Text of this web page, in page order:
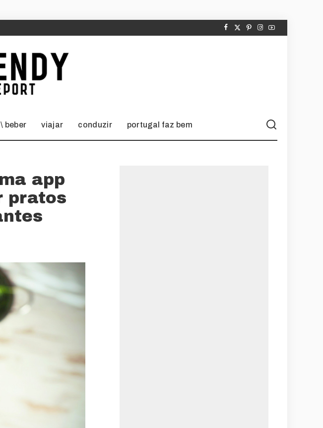
beber viajar conduzir portugal faz bem
app
pratos